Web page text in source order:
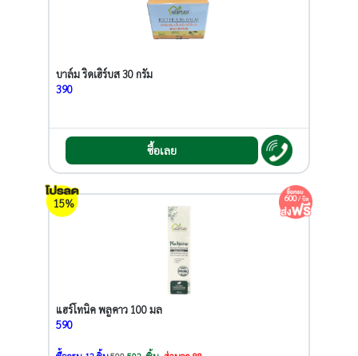
บาล์ม ริดเฮิร์บส 30 กรัม
390
ซื้อเลย
15% 600/ บิล
แฮร์โทนิค พลูคาว 100 มล
590